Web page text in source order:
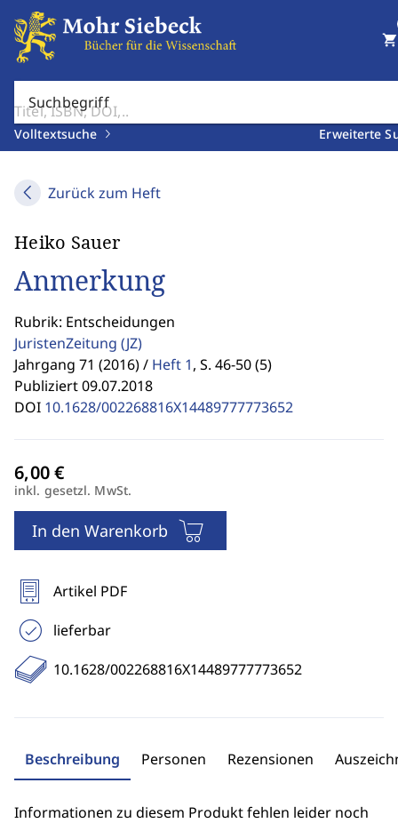
Suchbegriff
Volltextsuche Erweiterte
shopping_cart
Zurück zum Heft
Heiko Sauer
Anmerkung
Rubrik: Entscheidungen
JuristenZeitung (JZ)
Jahrgang 71 (2016) / Heft 1, S. 46-50 (5)
Publiziert 09.07.2018
DOI 10.1628/002268816X14489777773652
inkl. gesetzl. MwSt.
In den Warenkorb
Artikel PDF
lieferbar
10.1628/002268816X14489777773652
Beschreibung Personen Rezensionen
Informationen zu diesem Produkt fehlen leider noch